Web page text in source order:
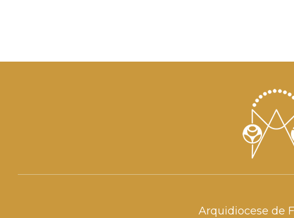
Arquidiocese de